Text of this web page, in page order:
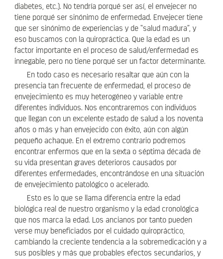
diabetes, etc.). No tendría porqué ser así, el envejecer no
tiene porqué ser sinónimo de enfermedad. Envejecer tiene
que ser sinónimo de experiencias y de “salud madura”, y
eso buscamos con la quiropráctica. Que la edad es un
factor importante en el proceso de salud/enfermedad es
innegable, pero no tiene porqué ser un factor determinante.
En todo caso es necesario resaltar que aún con la
presencia tan frecuente de enfermedad, el proceso de
envejecimiento es muy heterogéneo y variable entre
diferentes individuos. Nos encontraremos con individuos
que llegan con un excelente estado de salud a los noventa
años o más y han envejecido con éxito, aún con algún
pequeño achaque. En el extremo contrario podremos
encontrar enfermos que en la sexta o séptima década de
su vida presentan graves deterioros causados por
diferentes enfermedades, encontrándose en una situación
de envejecimiento patológico o acelerado.
Esto es lo que se llama diferencia entre la edad
biológica real de nuestro organismo y la edad cronológica
que nos marca la edad. Los ancianos por tanto pueden
verse muy beneficiados por el cuidado quiropráctico,
cambiando la creciente tendencia a la sobremedicación y a
sus posibles y más que probables efectos secundarios, y